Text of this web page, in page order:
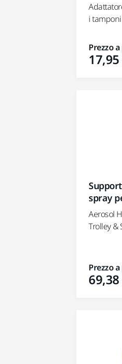
i
Prezzo
17,95
spray
Aerosol
Trolley &
Prezzo
69,38